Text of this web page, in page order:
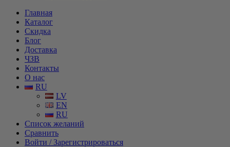
Главная
Каталог
Скидка
Блог
Доставка
ЧЗВ
Контакты
О нас
RU
LV
EN
RU
Список желаний
Сравнить
Войти / Зарегистрироваться